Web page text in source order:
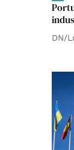
DN/